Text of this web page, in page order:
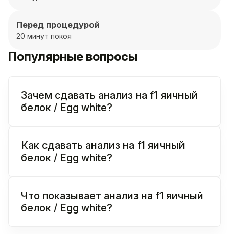
Перед процедурой
20 минут покоя
Популярные вопросы
Зачем сдавать анализ на f1 яичный
белок / Egg white?
Как сдавать анализ на f1 яичный
белок / Egg white?
Что показывает анализ на f1 яичный
белок / Egg white?